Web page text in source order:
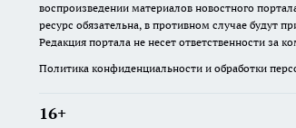
воспроизведении материалов новостного
ресурс обязательна, в противном случае будут
Редакция портала не несет ответственности за
Политика конфиденциальности и обработки
16+